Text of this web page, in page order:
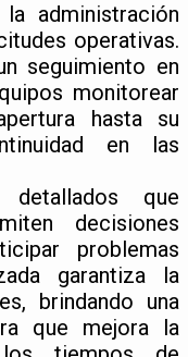
administración
operativas.
seguimiento en
monitorear
hasta su
en las
detallados que
decisiones
problemas
garantiza la
brindando una
que mejora la